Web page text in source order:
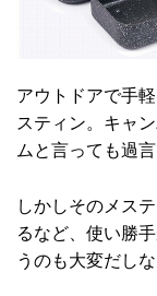
アウトドアで手
スティン。キャ
ムと言っても過
しかしそのメス
るなど、使い勝
うのも大変だし